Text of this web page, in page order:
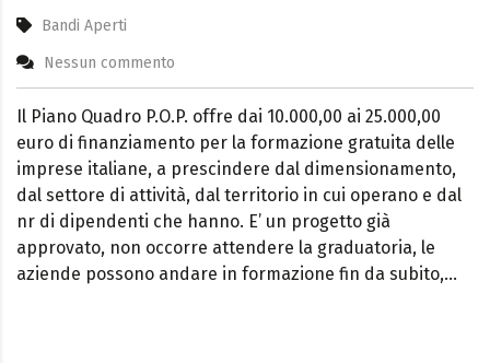
Bandi Aperti
Nessun commento
Il Piano Quadro P.O.P. offre dai 10.000,00 ai 25.000,00
euro di finanziamento per la formazione gratuita delle
imprese italiane, a prescindere dal dimensionamento,
dal settore di attività, dal territorio in cui operano e dal
nr di dipendenti che hanno. E’ un progetto già
approvato, non occorre attendere la graduatoria, le
aziende possono andare in formazione fin da subito,…